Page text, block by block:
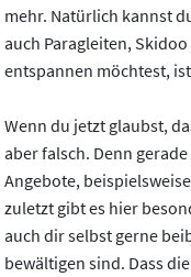
mehr. Natürlich kannst
auch Paragleiten,
entspannen möchtest,
Wenn du jetzt glaubst,
aber falsch. Denn
Angebote,
zuletzt gibt es hier
auch dir selbst gerne
bewältigen sind. Dass